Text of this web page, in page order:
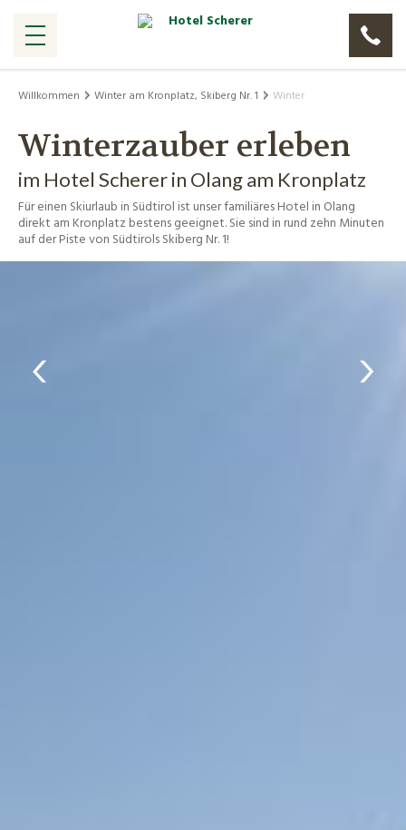
Willkommen Winter am Kronplatz, Skiberg Nr. 1 Winter
Winterzauber erleben
im Hotel Scherer in Olang am Kronplatz
Für einen Skiurlaub in Südtirol ist unser familiäres Hotel in Olang
direkt am Kronplatz bestens geeignet. Sie sind in rund zehn Minuten
auf der Piste von Südtirols Skiberg Nr. 1!